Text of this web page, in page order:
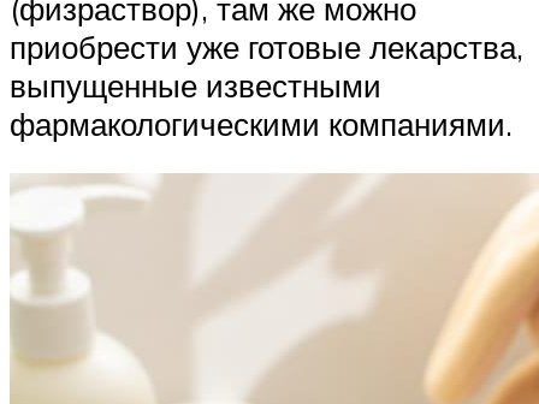
(физраствор), там же можно
приобрести уже готовые лекарства,
выпущенные известными
фармакологическими компаниями.